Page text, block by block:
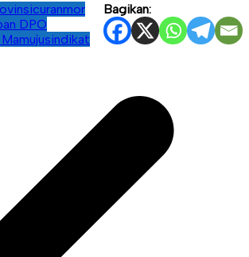
Bagikan:
curanmor
DPO
sindikat